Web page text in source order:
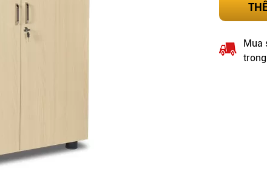
Mua